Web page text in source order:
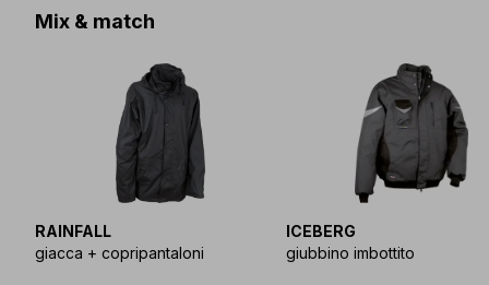
Mix & match
RAINFALL
giacca + copripantaloni
ICEBERG
giubbino imbottito